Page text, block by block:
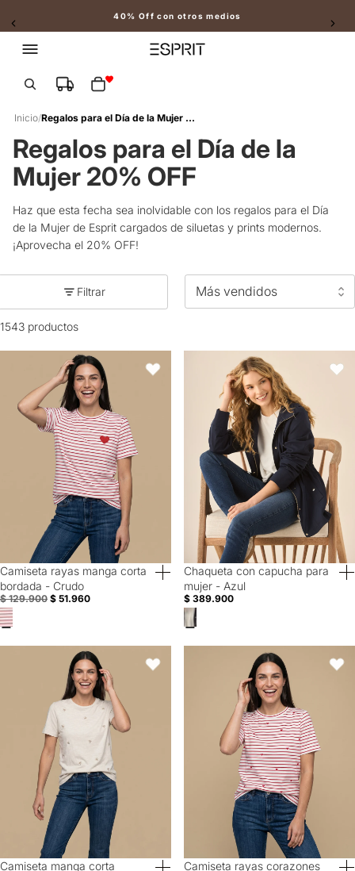
40% Off con otros medios
Slide 2 of 2
Inicio/ Regalos para el Día de la Mujer 20% OFF
Regalos para el Día de la
Mujer 20% OFF
Haz que esta fecha sea inolvidable con los regalos para el Día
de la Mujer de Esprit cargados de siluetas y prints modernos.
¡Aprovecha el 20% OFF!
Filtrar
1543 productos
Camiseta rayas manga corta bordada - Crudo
60% Off
Camiseta rayas manga corta
bordada - Crudo
$ 129.900 $ 51.960
Favoritos
Chaqueta con capucha para
40% Off
Chaqueta con capucha para
mujer - Azul
$ 389.900
Camiseta manga corta bordada palmeras - Crudo
60% Off
Camiseta manga corta
Favoritos
Camiseta rayas corazones
60% Off
Camiseta rayas corazones